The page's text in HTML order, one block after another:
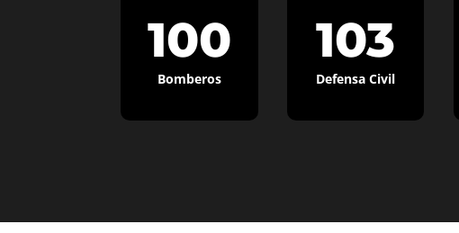
100
Bomberos
103
Defensa Civil